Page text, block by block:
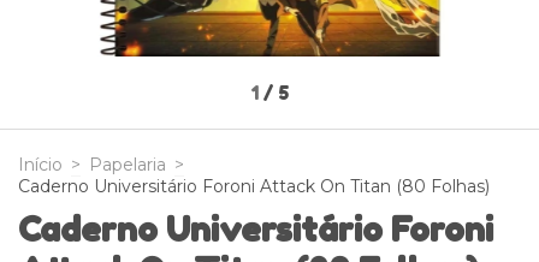
1 / 5
Início > Papelaria >
Caderno Universitário Foroni Attack On Titan (80 Folhas)
Caderno Universitário Foroni